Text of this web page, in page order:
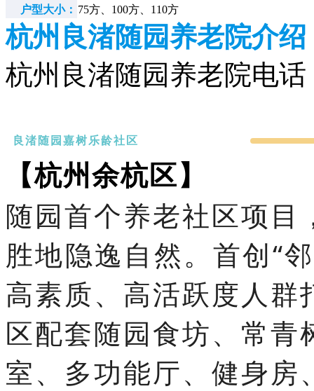
户型大小： 75方、100方、110方
杭州良渚随园养老院介绍
杭州良渚随园养老院电话
良渚随园嘉树乐龄社区
【杭州余杭区】
随园首个养老社区项
胜地隐逸自然。首创“
高素质、高活跃度人群
区配套随园食坊、常
室、多功能厅、健身房